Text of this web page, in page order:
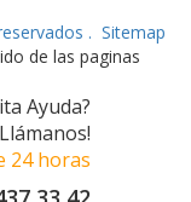
. Sitemap
de las paginas
Ayuda?
Llámanos!
24 horas